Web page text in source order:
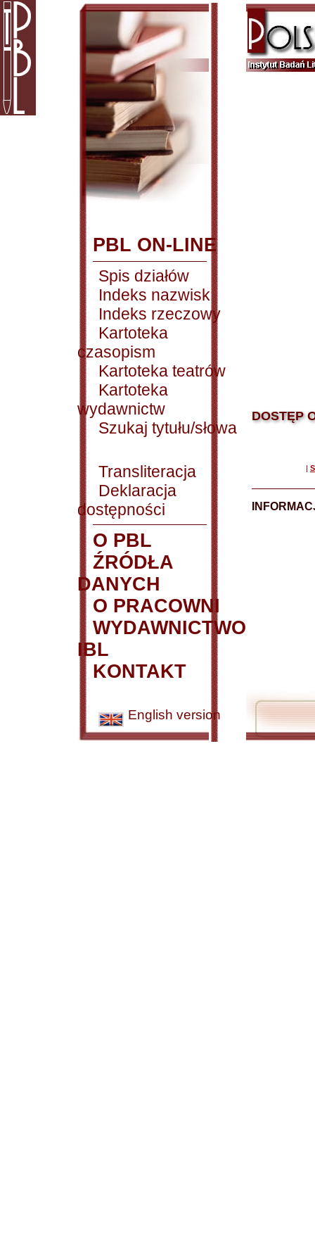
PBL ON-LINE
Spis działów
Indeks nazwisk
Indeks rzeczowy
Kartoteka
czasopism
Kartoteka teatrów
Kartoteka
wydawnictw
Szukaj tytułu/słowa
Transliteracja
Deklaracja
dostępności
O PBL
ŹRÓDŁA
DANYCH
O PRACOWNI
WYDAWNICTWO
IBL
KONTAKT
English version
DOSTĘP
|